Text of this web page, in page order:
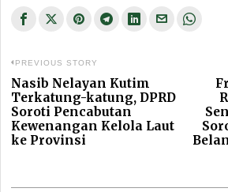
Navigasi
pos
PREVIOUS STORY
Previous
post:
Nasib Nelayan Kutim
Terkatung-katung, DPRD
Soroti Pencabutan
Kewenangan Kelola Laut
ke Provinsi